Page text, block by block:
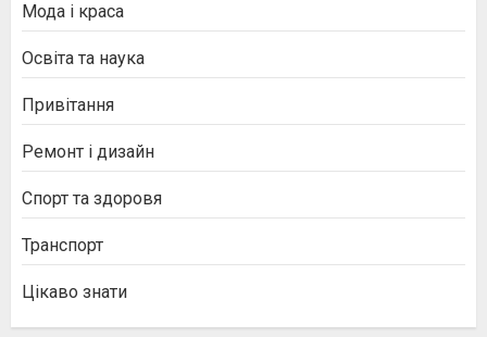
Мода і краса
Освіта та наука
Привітання
Ремонт і дизайн
Спорт та здоровя
Транспорт
Цікаво знати